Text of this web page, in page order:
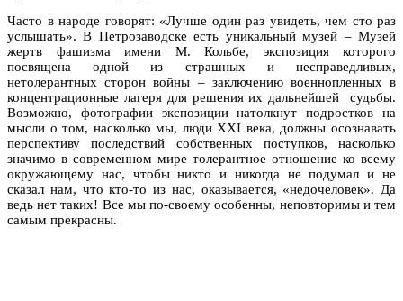
Часто в народе говорят: «Лучше один раз увидеть, чем сто раз
услышать». В Петрозаводске есть уникальный музей – Музей
жертв фашизма имени М. Кольбе, экспозиция которого
посвящена одной из страшных и несправедливых,
нетолерантных сторон войны – заключению военнопленных в
концентрационные лагеря для решения их дальнейшей судьбы.
Возможно, фотографии экспозиции натолкнут подростков на
мысли о том, насколько мы, люди XXI века, должны осознавать
перспективу последствий собственных поступков, насколько
значимо в современном мире толерантное отношение ко всему
окружающему нас, чтобы никто и никогда не подумал и не
сказал нам, что кто-то из нас, оказывается, «недочеловек». Да
ведь нет таких! Все мы по-своему особенны, неповторимы и тем
самым прекрасны.